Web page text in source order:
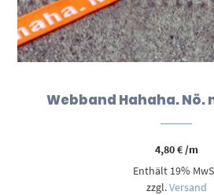
Webband Hahaha.
4,80€/m
Enthält 19%
zzgl.Versand